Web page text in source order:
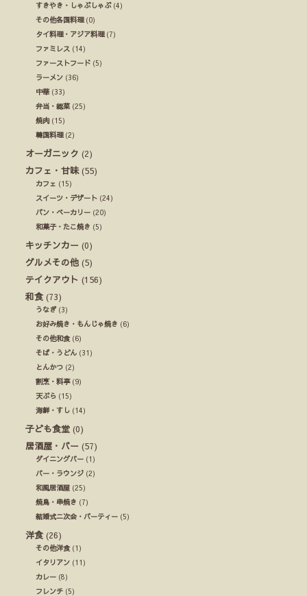
すきやき・しゃぶしゃぶ(4)
その他各国料理(0)
タイ料理・アジア料理(7)
ファミレス (14)
ファーストフード (5)
ラーメン (36)
中華(33)
弁当・総菜 (25)
焼肉 (15)
韓国料理(2)
オーガニック (2)
カフェ・甘味(55)
カフェ (15)
スイーツ・デザート (24)
パン・ベーカリー (20)
和菓子・たこ焼き (5)
キッチンカー (0)
グルメその他 (5)
テイクアウト (156)
和食 (73)
うなぎ(3)
お好み焼き・もんじゃ焼き (6)
その他和食(6)
そば・うどん (31)
とんかつ (2)
割烹・料亭(9)
天ぷら (15)
海鮮・すし (14)
子ども食堂 (0)
居酒屋・バー (57)
ダイニングバー (1)
バー・ラウンジ (2)
和風居酒屋 (25)
焼鳥・串焼き (7)
結婚式ニ次会・パーティー (5)
洋食 (26)
その他洋食(1)
イタリアン (11)
カレー (8)
フレンチ (5)